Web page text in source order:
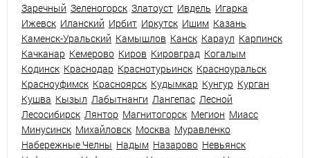
Заречный Зеленогорск Златоуст Ивдель Игарка
Ижевск Иланский Ирбит Иркутск Ишим Казань
Каменск-Уральский Камышлов Канск Караул Карпинск
Качканар Кемерово Киров Кировград Когалым
Кодинск Краснодар Краснотурьинск Красноуральск
Красноуфимск Красноярск Кудымкар Кунгур Курган
Кушва Кызыл Лабытнанги Лангепас Лесной
Лесосибирск Лянтор Магнитогорск Мегион Миасс
Минусинск Михайловск Москва Муравленко
Набережные Челны Надым Назарово Невьянск